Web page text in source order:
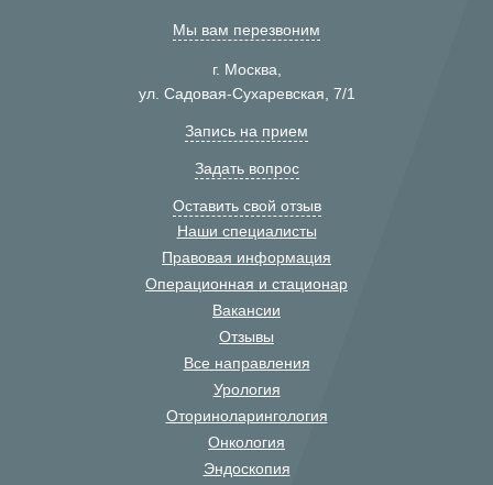
Мы вам перезвоним
г. Москва,
ул. Садовая-Сухаревская, 7/1
Запись на прием
Задать вопрос
Оставить свой отзыв
Наши специалисты
Правовая информация
Операционная и стационар
Вакансии
Отзывы
Все направления
Урология
Оториноларингология
Онкология
Эндоскопия